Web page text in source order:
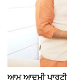
ਆਮ ਆਦਮੀ ਪਾਰਟੀ